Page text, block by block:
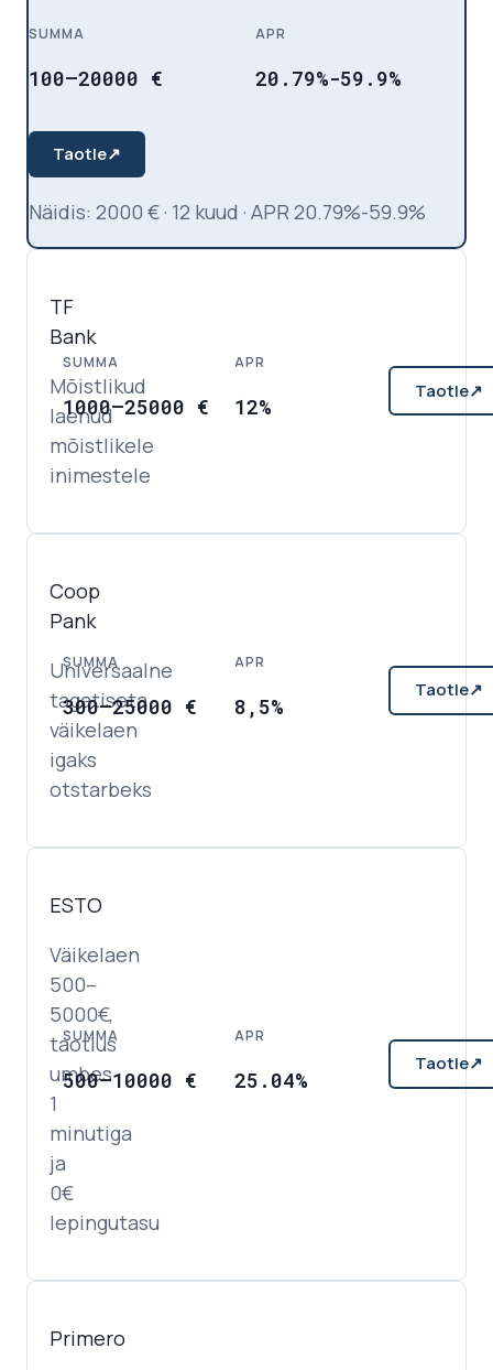
SUMMA
100–20000 €
APR
20.79%-59.9%
Taotle↗
Näidis: 2000 € · 12 kuud · APR 20.79%-59.9%
TF
Bank
Mõistlikud
laenud
mõistlikele
inimestele
SUMMA
1000–25000 €
APR
12%
Taotle↗
Coop
Pank
Universaalne
tagatiseta
väikelaen
igaks
otstarbeks
SUMMA
300–25000 €
APR
8,5%
Taotle↗
ESTO
Väikelaen
500–
5000€,
taotlus
umbes
1
minutiga
ja
0€
lepingutasu
SUMMA
500–10000 €
APR
25.04%
Taotle↗
Primero